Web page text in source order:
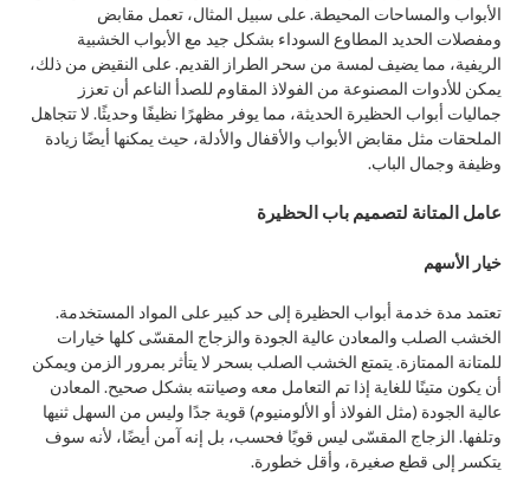
الأبواب والمساحات المحيطة. على سبيل المثال، تعمل مقابض
ومفصلات الحديد المطاوع السوداء بشكل جيد مع الأبواب الخشبية
الريفية، مما يضيف لمسة من سحر الطراز القديم. على النقيض من ذلك،
يمكن للأدوات المصنوعة من الفولاذ المقاوم للصدأ الناعم أن تعزز
جماليات أبواب الحظيرة الحديثة، مما يوفر مظهرًا نظيفًا وحديثًا. لا تتجاهل
الملحقات مثل مقابض الأبواب والأقفال والأدلة، حيث يمكنها أيضًا زيادة
وظيفة وجمال الباب.
عامل المتانة لتصميم باب الحظيرة
خيار الأسهم
تعتمد مدة خدمة أبواب الحظيرة إلى حد كبير على المواد المستخدمة.
الخشب الصلب والمعادن عالية الجودة والزجاج المقسّى كلها خيارات
للمتانة الممتازة. يتمتع الخشب الصلب بسحر لا يتأثر بمرور الزمن ويمكن
أن يكون متينًا للغاية إذا تم التعامل معه وصيانته بشكل صحيح. المعادن
عالية الجودة (مثل الفولاذ أو الألومنيوم) قوية جدًا وليس من السهل ثنيها
وتلفها. الزجاج المقسّى ليس قويًا فحسب، بل إنه آمن أيضًا، لأنه سوف
يتكسر إلى قطع صغيرة، وأقل خطورة.